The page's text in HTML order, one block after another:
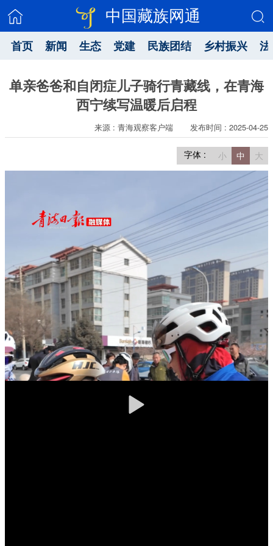
中国藏族网通
首页 新闻 生态 党建 民族团结 乡村振兴
单亲爸爸和自闭症儿子骑行青藏线，在青海
西宁续写温暖后启程
来源 : 青海观察客户端 发布时间 : 2025-04-25
字体 : 小 中 大